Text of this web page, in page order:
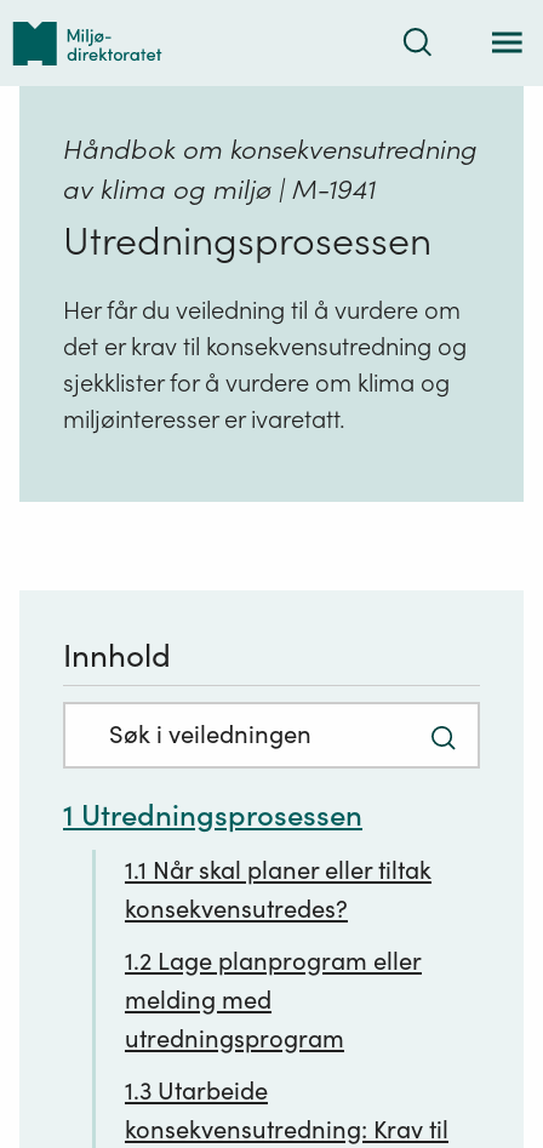
Tilbake
forsiden
Søk
Håndbok om konsekvensutredning
av klima og miljø | M-1941
Utredningsprosessen
Her får du veiledning til å vurdere om
det er krav til konsekvensutredning og
sjekklister for å vurdere om klima og
miljøinteresser er ivaretatt.
Innhold
Søkefelt
Trykk
søke
1 Utredningsprosessen
1.1 Når skal planer eller tiltak
konsekvensutredes?
1.2 Lage planprogram eller
melding med
utredningsprogram
1.3 Utarbeide
konsekvensutredning: Krav til